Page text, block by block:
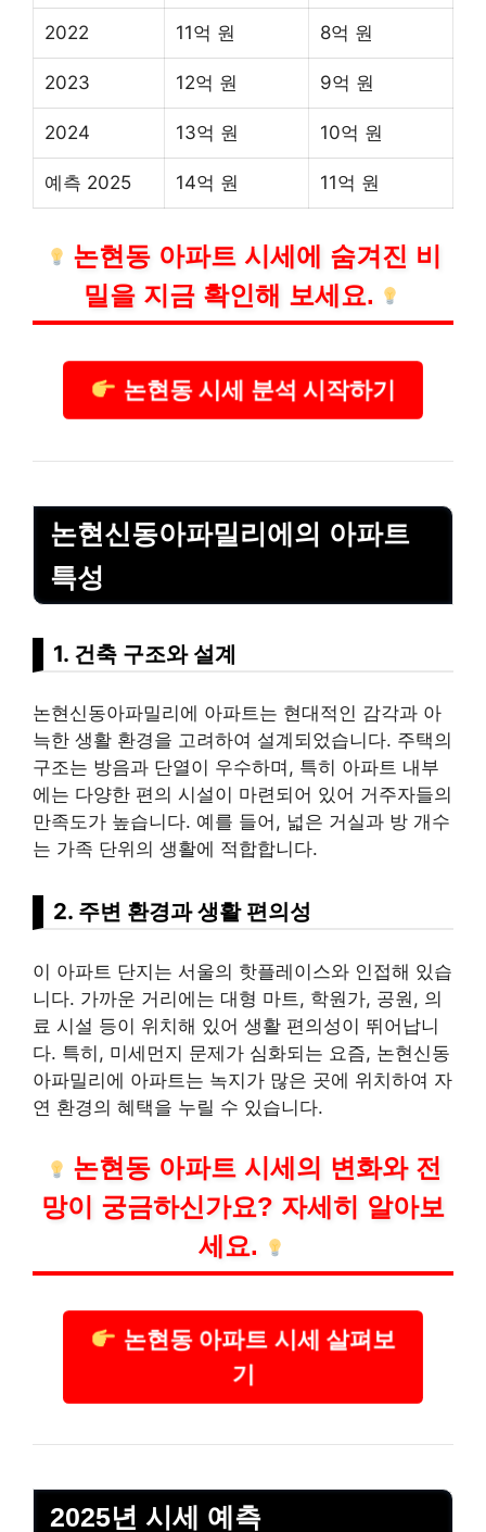
2022 11억 원 8억 원
2023 12억 원 9억 원
2024 13억 원 10억 원
예측 2025 14억 원 11억 원
논현동 아파트 시세에 숨겨진 비
밀을 지금 확인해 보세요.
논현동 시세 분석 시작하기
논현신동아파밀리에의 아파트
특성
1. 건축 구조와 설계
논현신동아파밀리에 아파트는 현대적인 감각과 아
늑한 생활 환경을 고려하여 설계되었습니다. 주택의
구조는 방음과 단열이 우수하며, 특히 아파트 내부
에는 다양한 편의 시설이 마련되어 있어 거주자들의
만족도가 높습니다. 예를 들어, 넓은 거실과 방 개수
는 가족 단위의 생활에 적합합니다.
2. 주변 환경과 생활 편의성
이 아파트 단지는 서울의 핫플레이스와 인접해 있습
니다. 가까운 거리에는 대형 마트, 학원가, 공원, 의
료 시설 등이 위치해 있어 생활 편의성이 뛰어납니
다. 특히, 미세먼지 문제가 심화되는 요즘, 논현신동
아파밀리에 아파트는 녹지가 많은 곳에 위치하여 자
연 환경의 혜택을 누릴 수 있습니다.
논현동 아파트 시세의 변화와 전
망이 궁금하신가요? 자세히 알아보
세요.
논현동 아파트 시세 살펴보
기
2025년 시세 예측